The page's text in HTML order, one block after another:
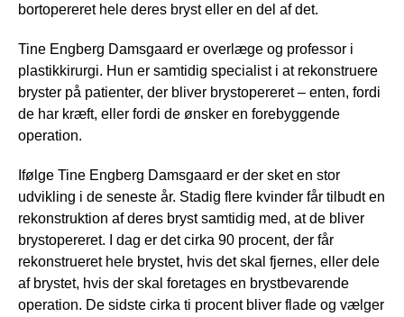
bortopereret hele deres bryst eller en del af det.
Tine Engberg Damsgaard er overlæge og professor i
plastikkirurgi. Hun er samtidig specialist i at rekonstruere
bryster på patienter, der bliver brystopereret – enten, fordi
de har kræft, eller fordi de ønsker en forebyggende
operation.
Ifølge Tine Engberg Damsgaard er der sket en stor
udvikling i de seneste år. Stadig flere kvinder får tilbudt en
rekonstruktion af deres bryst samtidig med, at de bliver
brystopereret. I dag er det cirka 90 procent, der får
rekonstrueret hele brystet, hvis det skal fjernes, eller dele
af brystet, hvis der skal foretages en brystbevarende
operation. De sidste cirka ti procent bliver flade og vælger